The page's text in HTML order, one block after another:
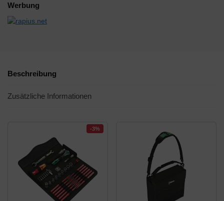
Werbung
Beschreibung
Zusätzliche Informationen
-3%